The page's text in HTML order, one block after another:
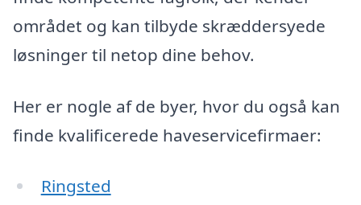
området og kan tilbyde skræddersyede
løsninger til netop dine behov.
Her er nogle af de byer, hvor du også kan
finde kvalificerede haveservicefirmaer:
Ringsted